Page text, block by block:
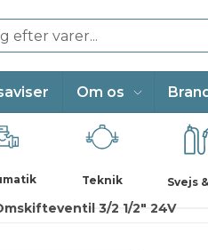
Om os
Teknik Svejs
3/2 1/2" 24V